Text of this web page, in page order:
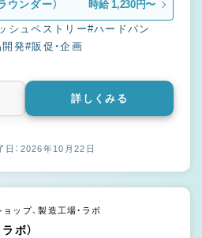
ウンダー） 時給 1,230円〜
シュペストリー#ハードパン
開発#販促・企画
詳しくみる
日：2026年10月22日
ップ、製造工場・ラボ
ボ）